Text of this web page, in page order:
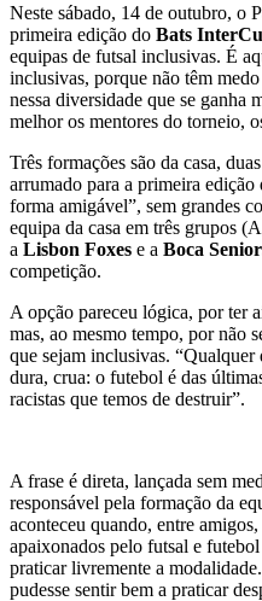
Neste sábado, 14 de outubro, o
primeira edição do Bats
equipas de futsal inclusivas. É
inclusivas, porque não têm
nessa diversidade que se ganha
melhor os mentores do torneio,
Três formações são da casa,
arrumado para a primeira
forma amigável”, sem grandes
equipa da casa em três grupos
a Lisbon Foxes e a Boca
competição.
A opção pareceu lógica, por ter
mas, ao mesmo tempo, por não
que sejam inclusivas. “Qualquer
dura, crua: o futebol é das
racistas que temos de destruir”.
A frase é direta, lançada sem
responsável pela formação da
aconteceu quando, entre
apaixonados pelo futsal e
praticar livremente a
pudesse sentir bem a praticar